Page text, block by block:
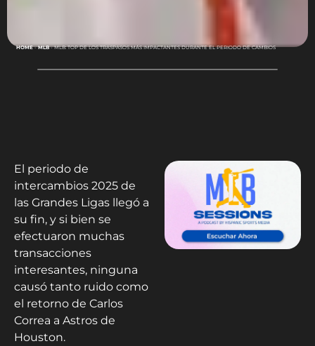
HOME-MLB-MLB: TOP DE LOS TRASPASOS MÁS IMPACTANTES DURANTE EL PERIODO DE CAMBIOS
El periodo de
intercambios 2025 de
las Grandes Ligas llegó a
su fin, y si bien se
efectuaron muchas
transacciones
interesantes, ninguna
causó tanto ruido como
el retorno de Carlos
Correa a Astros de
Houston.